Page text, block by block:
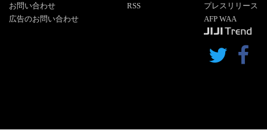
お問い合わせ
広告のお問い合わせ
RSS
プレスリリース
AFP WAA